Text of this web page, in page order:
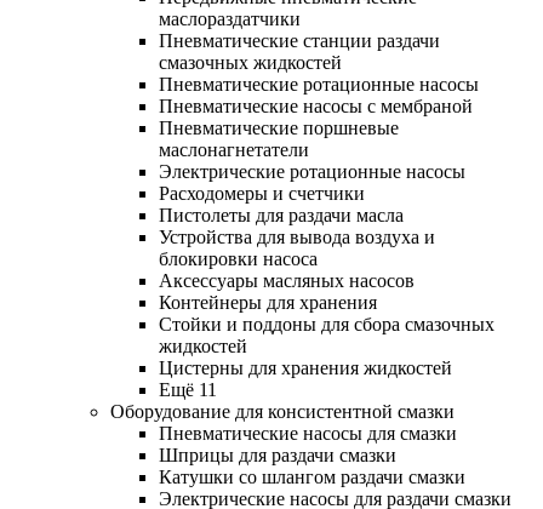
маслораздатчики
Пневматические станции раздачи
смазочных жидкостей
Пневматические ротационные насосы
Пневматические насосы с мембраной
Пневматические поршневые
маслонагнетатели
Электрические ротационные насосы
Расходомеры и счетчики
Пистолеты для раздачи масла
Устройства для вывода воздуха и
блокировки насоса
Аксессуары масляных насосов
Контейнеры для хранения
Стойки и поддоны для сбора смазочных
жидкостей
Цистерны для хранения жидкостей
Ещё 11
Оборудование для консистентной смазки
Пневматические насосы для смазки
Шприцы для раздачи смазки
Катушки со шлангом раздачи смазки
Электрические насосы для раздачи смазки